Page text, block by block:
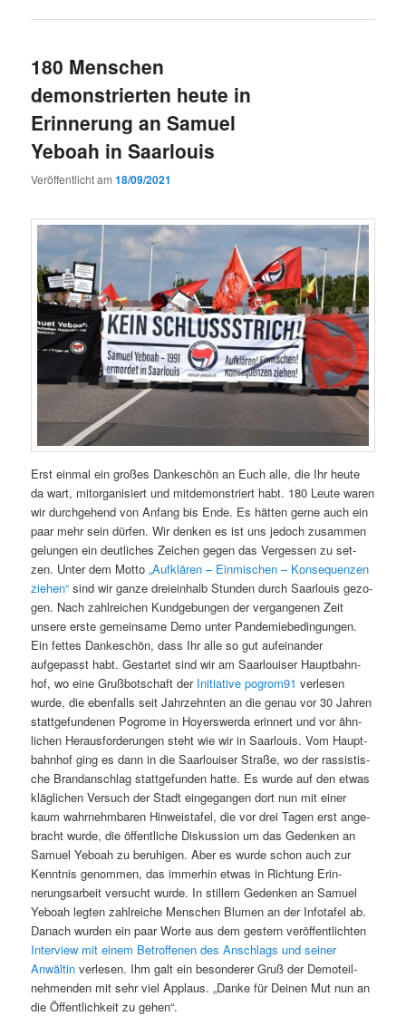
180 Menschen
demonstrierten heute in
Erinnerung an Samuel
Yeboah in Saarlouis
Veröffentlicht am18/09/2021
Erst ein­mal ein großes Dankeschön an Euch alle, die Ihr heute
da wart, mitor­gan­isiert und mit­demon­stri­ert habt. 180 Leute waren
wir durchge­hend von Anfang bis Ende. Es hät­ten gerne auch ein
paar mehr sein dür­fen. Wir denken es ist uns jedoch zusam­men
gelun­gen ein deut­lich­es Zeichen gegen das Vergessen zu set­
zen. Unter dem Mot­to„Aufk­lären – Ein­mis­chen – Kon­se­quen­zen
ziehen“sind wir ganze dreiein­halb Stun­den durch Saar­louis gezo­
gen. Nach zahlre­ichen Kundge­bun­gen der ver­gan­genen Zeit
unsere erste gemein­same Demo unter Pan­demiebe­din­gun­gen.
Ein fettes Dankeschön, dass Ihr alle so gut aufeinan­der
aufgepasst habt. Ges­tartet sind wir am Saar­louis­er Haupt­bahn­
hof, wo eine Grußbotschaft der Ini­tia­tive pogrom91 ver­lesen
wurde, die eben­falls seit Jahrzehn­ten an die genau vor 30 Jahren
stattge­fun­de­nen Pogrome in Hoy­er­swer­da erin­nert und vor ähn­
lichen Her­aus­forderun­gen ste­ht wie wir in Saar­louis. Vom Haupt­
bahn­hof ging es dann in die Saar­louis­er Straße, wo der ras­sis­tis­
che Bran­dan­schlag stattge­fun­den hat­te. Es wurde auf den etwas
kläglichen Ver­such der Stadt einge­gan­gen dort nun mit ein­er
kaum wahrnehm­baren Hin­weistafel, die vor drei Tagen erst ange­
bracht wurde, die öffentliche Diskus­sion um das Gedenken an
Samuel Yeboah zu beruhi­gen. Aber es wurde schon auch zur
Ken­nt­nis genom­men, das immer­hin etwas in Rich­tung Erin­
nerungsar­beit ver­sucht wurde. In stillem Gedenken an Samuel
Yeboah legten zahlre­iche Men­schen Blu­men an der Infotafel ab.
Danach wur­den ein paar Worte aus dem gestern veröf­fentlicht­en
Inter­view mit einem Betrof­fe­nen des Anschlags und sein­er
Anwältinver­lesen. Ihm galt ein beson­der­er Gruß der Demoteil­
nehmenden mit sehr viel Applaus. „Danke für Deinen Mut nun an
die Öffentlichkeit zu gehen“.